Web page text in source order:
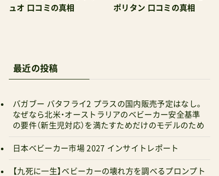
24,300¥30,580¥39,160公式サイト
ュオ 口コミの真相
ポリタン 口コミの真相
最近の投稿
バガブー バタフライ2 プラスの国内販売予定はなし。
なぜなら北米・オーストラリアのベビーカー安全基準
の要件（新生児対応）を満たすためだけのモデルのため
日本ベビーカー市場 2027 インサイトレポート
【九死に一生】ベビーカーの壊れ方を調べるプロンプト